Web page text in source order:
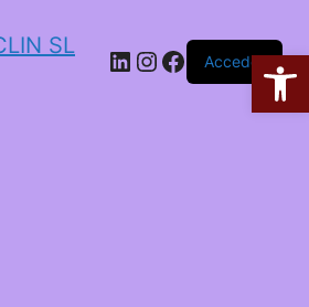
SL
Acceder